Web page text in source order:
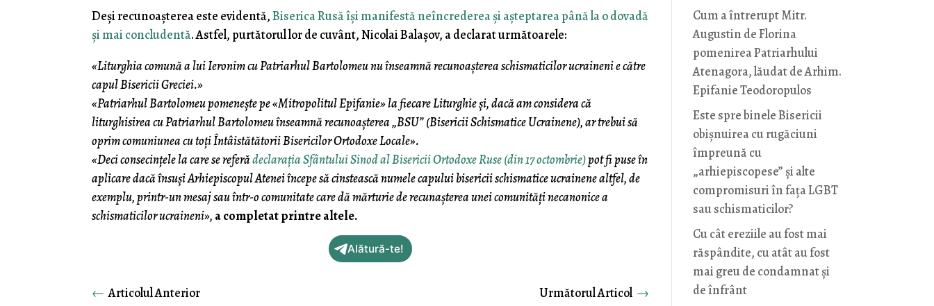
Deși recunoașterea este evidentă,Biserica Rusă își manifestă neîncrederea și așteptarea până la o dovadă
și mai concludentă. Astfel, purtătorul lor de cuvânt, Nicolai Balașov, a declarat următoarele:
«Liturghia comună a lui Ieronim cu Patriarhul Bartolomeu nu înseamnă recunoașterea schismaticilor ucraineni e către
capul Bisericii Greciei.»
«Patriarhul Bartolomeu pomenește pe «Mitropolitul Epifanie» la fiecare Liturghie și, dacă am considera că
liturghisirea cu Patriarhul Bartolomeu înseamnă recunoașterea „BSU” (Bisericii Schismatice Ucrainene), ar trebui să
oprim comuniunea cu toți Întâistătătorii Bisericilor Ortodoxe Locale».
«Deci consecințele la care se referădeclarația Sfântului Sinod al Bisericii Ortodoxe Ruse (din 17 octombrie)pot fi puse în
aplicare dacă însuși Arhiepiscopul Atenei începe să cinstească numele capului bisericii schismatice ucrainene altfel, de
exemplu, printr-un mesaj sau într-o comunitate care dă mărturie de recunașterea unei comunități necanonice a
schismaticilor ucraineni», a completat printre altele.
Alătură-te!
← →
Cum a întrerupt Mitr.
Augustin de Florina
pomenirea Patriarhului
Atenagora, lăudat de Arhim.
Epifanie Teodoropulos
Este spre binele Bisericii
obișnuirea cu rugăciuni
împreună cu
„arhiepiscopese” și alte
compromisuri în fața LGBT
sau schismaticilor?
Cu cât ereziile au fost mai
răspândite, cu atât au fost
mai greu de condamnat și
de înfrânt